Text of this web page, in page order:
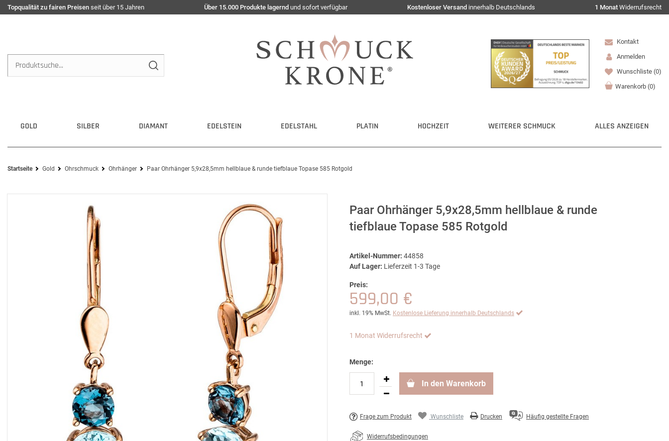
Topqualität zu fairen Preisen seit über 15 Jahren Über 15.000 Produkte lagernd und sofort verfügbar Kostenloser Versand innerhalb Deutschlands 1 Monat Widerrufsrecht
Kontakt
Anmelden
Wunschliste (0)
Warenkorb (0)
GOLD SILBER DIAMANT EDELSTEIN EDELSTAHL PLATIN HOCHZEIT WEITERER SCHMUCK ALLES ANZEIGEN
Startseite Gold Ohrschmuck Ohrhänger Paar Ohrhänger 5,9x28,5mm hellblaue & runde tiefblaue Topase 585 Rotgold
Paar Ohrhänger 5,9x28,5mm hellblaue & runde
tiefblaue Topase 585 Rotgold
Artikel-Nummer: 44858
Auf Lager: Lieferzeit 1-3 Tage
Preis:
599,00 €
inkl. 19% MwSt. Kostenlose Lieferung innerhalb Deutschlands
1 Monat Widerrufsrecht
Menge:
In den Warenkorb
Frage zum Produkt Wunschliste Drucken Häufig gestellte Fragen
Widerrufsbedingungen